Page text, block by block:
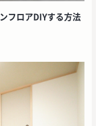
フロアDIYする方法